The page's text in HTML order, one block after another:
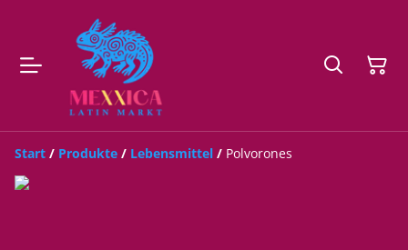
Start / Produkte / Lebensmittel / Polvorones